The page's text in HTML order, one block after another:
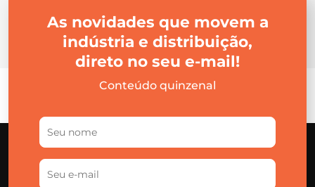
As novidades que movem a
indústria e distribuição,
direto no seu e-mail!
Conteúdo quinzenal